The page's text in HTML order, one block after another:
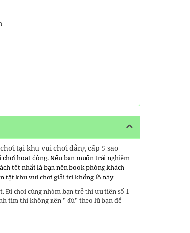
tại khu vui chơi đẳng cấp 5 sao
hoạt động. Nếu bạn muốn trải nghiệm
tốt nhất là bạn nên book phòng khách
tật khu vui chơi giải trí khổng lồ này.
Đi chơi cùng nhóm bạn trẻ thì ưu tiên số 1
tim thì không nên ” đú” theo lũ bạn để